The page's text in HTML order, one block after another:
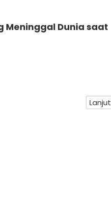
Meninggal Dunia saat
Lanjut